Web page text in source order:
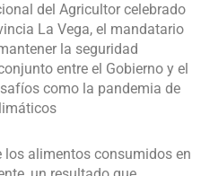
del Agricultor celebrado
La Vega, el mandatario
la seguridad
entre el Gobierno y el
como la pandemia de
los alimentos consumidos en